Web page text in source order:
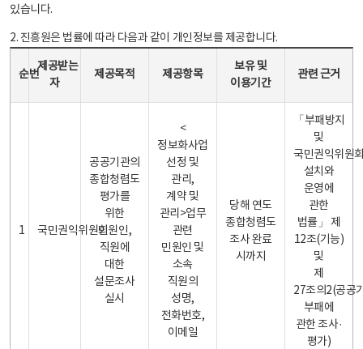
있습니다.
2. 진흥원은 법률에 따라 다음과 같이 개인정보를 제공합니다.
순번
제공받는
자
제공목적 제공항목
보유 및
이용기간
관련 근거
1 국민권익위원회
공공기관의
종합청렴도
평가를
위한
민원인,
직원에
대한
설문조사
실시
<
정보화사업
선정 및
관리,
계약 및
관리>업무
관련
민원인 및
소속
직원의
성명,
전화번호,
이메일
당해 연도
종합청렴도
조사 완료
시까지
「부패방지
및
국민권익위원
설치와
운영에
관한
법률」 제
12조(기능)
및
제
27조의2(공공
부패에
관한 조사·
평가)